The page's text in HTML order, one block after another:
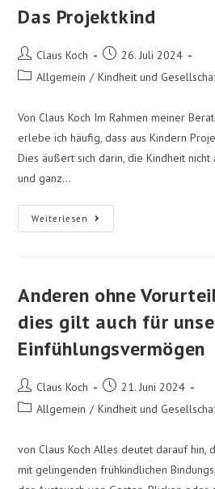
Das Projektkind
Claus Koch
26. Juli 2024
Allgemein / Kindheit und
Von Claus Koch Im Rahmen meiner
erlebe ich häufig, dass aus Kindern
Dies äußert sich darin, die Kindheit nicht
und ganz…
Weiterlesen
Anderen ohne
dies gilt auch für
Einfühlungsvermögen
Claus Koch
21. Juni 2024
Allgemein / Kindheit und
von Claus Koch Alles deutet darauf hin,
mit gelingenden frühkindlichen